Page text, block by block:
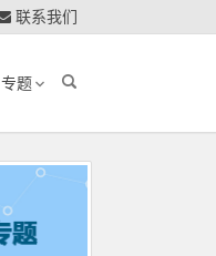
联系我们
专题